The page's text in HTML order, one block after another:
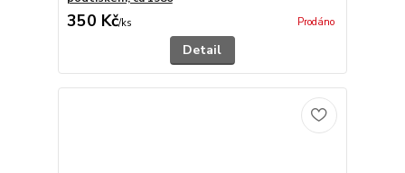
350 Kč/ks Prodáno
Detail